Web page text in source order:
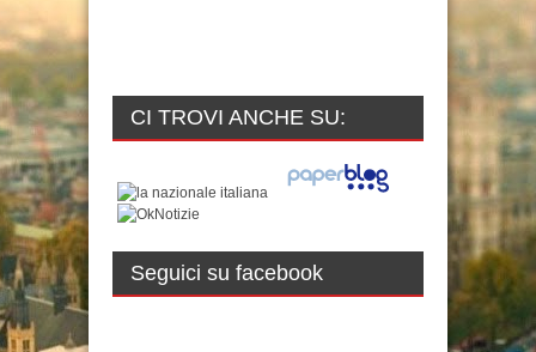
CI TROVI ANCHE SU:
Seguici su facebook